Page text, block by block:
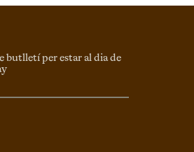
butlletí per estar al dia de